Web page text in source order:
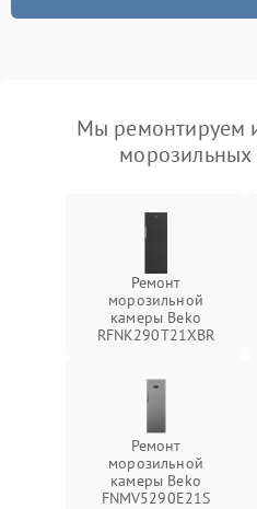
Мы ремонтируем
Ремонт
морозильной
камеры Beko
RFNK290T21XBR
Ремонт
морозильной
камеры Beko
FNMV5290E21S